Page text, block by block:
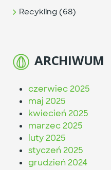
Recykling (68)
ARCHIWUM
czerwiec 2025
maj 2025
kwiecień 2025
marzec 2025
luty 2025
styczeń 2025
grudzień 2024